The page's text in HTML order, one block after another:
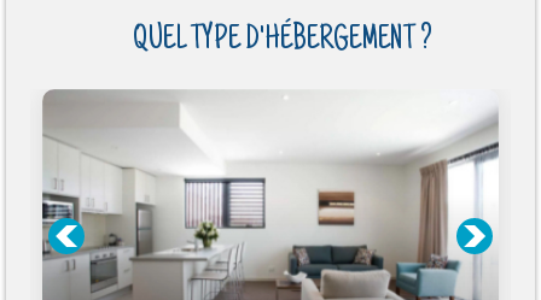
QUEL TYPE D'HÉBERGEMENT ?